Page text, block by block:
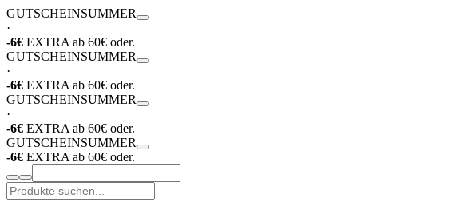
GUTSCHEINSUMMER
·
-6€ EXTRA ab 60€ oder.
GUTSCHEINSUMMER
·
-6€ EXTRA ab 60€ oder.
GUTSCHEINSUMMER
·
-6€ EXTRA ab 60€ oder.
GUTSCHEINSUMMER
-6€ EXTRA ab 60€ oder.